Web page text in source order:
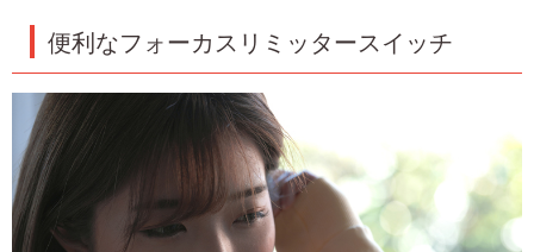
便利なフォーカスリミッタースイッチ